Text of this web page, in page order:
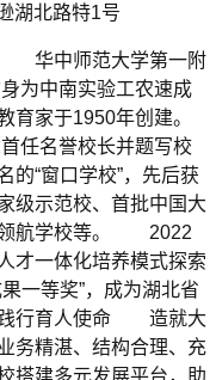
湖北路特1号
中师范大学第一附
为中南实验工农速成
育家于1950年创建。
任名誉校长并题写校
“窗口学校”，先后获
级示范校、首批中国大
领航学校等。 2022
才一体化培养模式探索
一等奖”，成为湖北省
行育人使命 造就大
精湛、结构合理、充
搭建多元发展平台，助